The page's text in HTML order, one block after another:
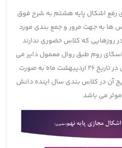
رفع اشکال پایه هشتم به شرح فوق
ها به جهت مرور و جمع بندی مورد
روزهایی که کلاس حضوری ندارند
روم طبق روال معمول دایر می
باشد/ آزمون جامع پایان سال در تاریخ 26 اردیبهشت ماه به صورت
آن در کلاس بندی سال اینده دانش
می باشد